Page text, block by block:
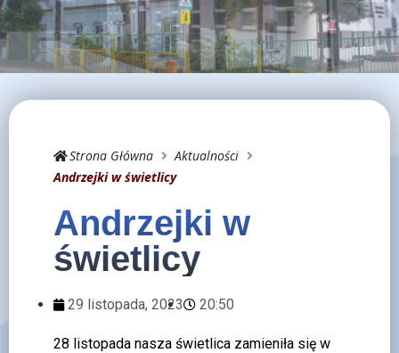
Strona Główna
Aktualności
Andrzejki w świetlicy
Andrzejki w
świetlicy
29 listopada, 2023 20:50
28 listopada nasza świetlica zamieniła się w